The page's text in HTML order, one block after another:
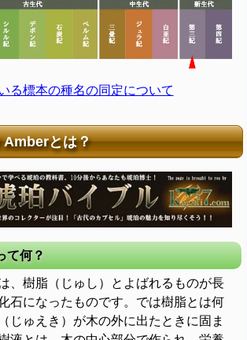
る標本の種名の同定について
Amberとは？
て何？
、樹脂（じゅし）とよばれるものが長
石になったものです。では樹脂とは何
じゅえき）が木の外に出たときに固ま